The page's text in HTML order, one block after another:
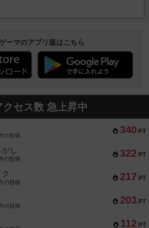
ーマのアプリ版はこちら
クセス数 急上昇中
340 PT
の投稿
322 PT
し
の投稿
217 PT
の投稿
203 PT
の投稿
112 PT